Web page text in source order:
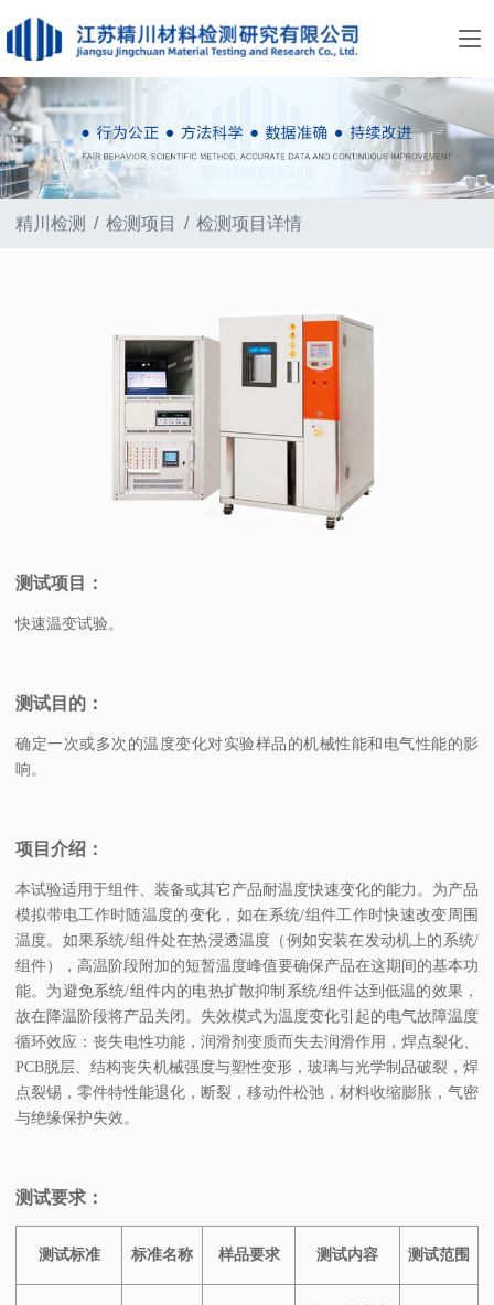
精川检测 检测项目 检测项目详情
测试项目：
快速温变试验。
测试目的：
确定一次或多次的温度变化对实验样品的机械性能和电气性能的影
响。
项目介绍：
本试验适用于组件、装备或其它产品耐温度快速变化的能力。为产品
模拟带电工作时随温度的变化，如在系统/组件工作时快速改变周围
温度。如果系统/组件处在热浸透温度（例如安装在发动机上的系统/
组件），高温阶段附加的短暂温度峰值要确保产品在这期间的基本功
能。为避免系统/组件内的电热扩散抑制系统/组件达到低温的效果，
故在降温阶段将产品关闭。失效模式为温度变化引起的电气故障温度
循环效应：丧失电性功能，润滑剂变质而失去润滑作用，焊点裂化、
PCB脱层、结构丧失机械强度与塑性变形，玻璃与光学制品破裂，焊
点裂锡，零件特性能退化，断裂，移动件松弛，材料收缩膨胀，气密
与绝缘保护失效。
测试要求：
测试标准 标准名称 样品要求 测试内容 测试范围